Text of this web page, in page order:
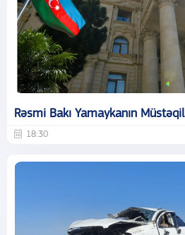
Rəsmi Bakı Yamaykanın
18:30